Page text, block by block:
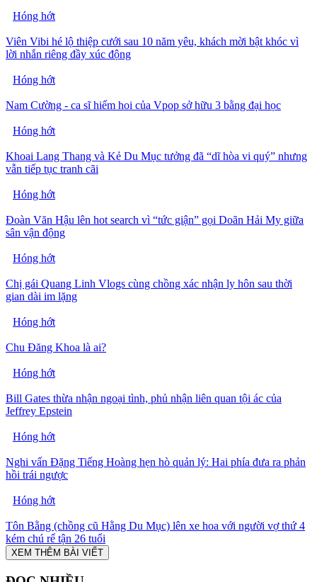
Hóng hớt
Viên Vibi hé lộ thiệp cưới sau 10 năm yêu, khách mời bật khóc vì
lời nhắn riêng đầy xúc động
Hóng hớt
Nam Cường - ca sĩ hiếm hoi của Vpop sở hữu 3 bằng đại học
Hóng hớt
Khoai Lang Thang và Kẻ Du Mục tưởng đã “dĩ hòa vi quý” nhưng
vẫn tiếp tục tranh cãi
Hóng hớt
Đoàn Văn Hậu lên hot search vì “tức giận” gọi Doãn Hải My giữa
sân vận động
Hóng hớt
Chị gái Quang Linh Vlogs cùng chồng xác nhận ly hôn sau thời
gian dài im lặng
Hóng hớt
Chu Đăng Khoa là ai?
Hóng hớt
Bill Gates thừa nhận ngoại tình, phủ nhận liên quan tội ác của
Jeffrey Epstein
Hóng hớt
Nghi vấn Đặng Tiếng Hoàng hẹn hò quản lý: Hai phía đưa ra phản
hồi trái ngược
Hóng hớt
Tôn Bằng (chồng cũ Hằng Du Mục) lên xe hoa với người vợ thứ 4
kém chú rể tận 26 tuổi
XEM THÊM BÀI VIẾT